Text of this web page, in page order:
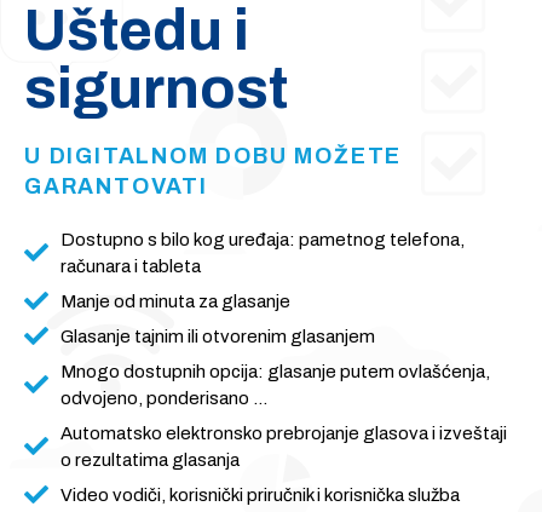
Uštedu i
sigurnost
U DIGITALNOM DOBU MOŽETE
GARANTOVATI
Dostupno s bilo kog uređaja: pametnog telefona,
računara i tableta
Manje od minuta za glasanje
Glasanje tajnim ili otvorenim glasanjem
Mnogo dostupnih opcija: glasanje putem ovlašćenja,
odvojeno, ponderisano …
Automatsko elektronsko prebrojanje glasova i izveštaji
o rezultatima glasanja
Video vodiči, korisnički priručnik i korisnička služba